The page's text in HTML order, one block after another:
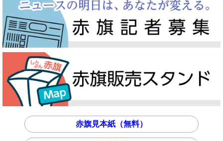
赤旗見本紙（無料）